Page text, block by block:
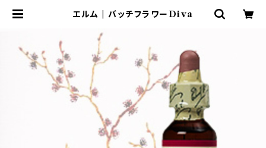
エルム | バッチフラワーDiva